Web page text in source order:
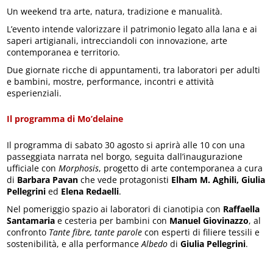
Un weekend tra arte, natura, tradizione e manualità.
L’evento intende valorizzare il patrimonio legato alla lana e ai
saperi artigianali, intrecciandoli con innovazione, arte
contemporanea e territorio.
Due giornate ricche di appuntamenti, tra laboratori per adulti
e bambini, mostre, performance, incontri e attività
esperienziali.
Il programma di Mo’delaine
Il programma di sabato 30 agosto si aprirà alle 10 con una
passeggiata narrata nel borgo, seguita dall’inaugurazione
ufficiale conMorphosis, progetto di arte contemporanea a cura
di Barbara Pavan che vede protagonisti Elham M. Aghili, Giulia
Pellegrini ed Elena Redaelli.
Nel pomeriggio spazio ai laboratori di cianotipia con Raffaella
Santamaria e cesteria per bambini con Manuel Giovinazzo, al
confronto Tante fibre, tante parole con esperti di filiere tessili e
sostenibilità, e alla performanceAlbedo diGiulia Pellegrini.